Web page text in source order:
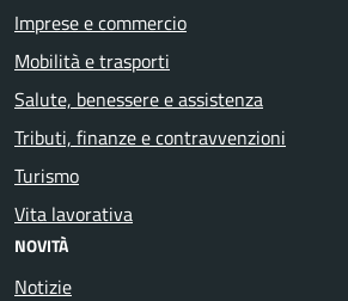
Imprese e commercio
Mobilità e trasporti
Salute, benessere e assistenza
Tributi, finanze e contravvenzioni
Turismo
Vita lavorativa
NOVITÀ
Notizie